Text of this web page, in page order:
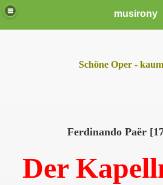
musirony
Schöne Oper -
Ferdinando Paër
Der